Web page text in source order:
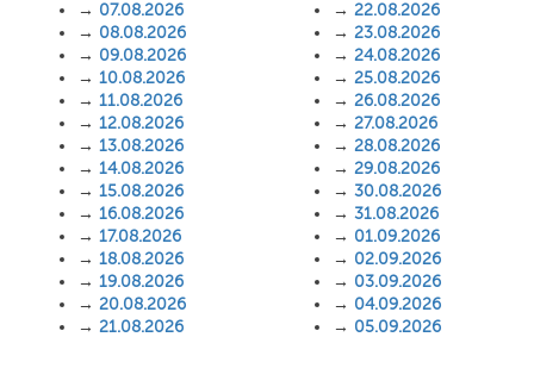
→ 07.08.2026
→ 08.08.2026
→ 09.08.2026
→ 10.08.2026
→ 11.08.2026
→ 12.08.2026
→ 13.08.2026
→ 14.08.2026
→ 15.08.2026
→ 16.08.2026
→ 17.08.2026
→ 18.08.2026
→ 19.08.2026
→ 20.08.2026
→ 21.08.2026
→ 22.08.2026
→ 23.08.2026
→ 24.08.2026
→ 25.08.2026
→ 26.08.2026
→ 27.08.2026
→ 28.08.2026
→ 29.08.2026
→ 30.08.2026
→ 31.08.2026
→ 01.09.2026
→ 02.09.2026
→ 03.09.2026
→ 04.09.2026
→ 05.09.2026